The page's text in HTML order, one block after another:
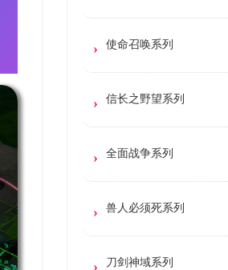
使命召唤系列
信长之野望系列
全面战争系列
兽人必须死系列
刀剑神域系列